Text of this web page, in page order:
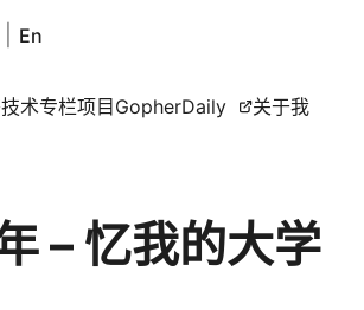
En
技术专栏项目 GopherDaily 关于我
– 忆我的大学